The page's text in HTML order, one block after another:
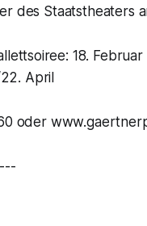
des Staatstheaters
18.
April
oder